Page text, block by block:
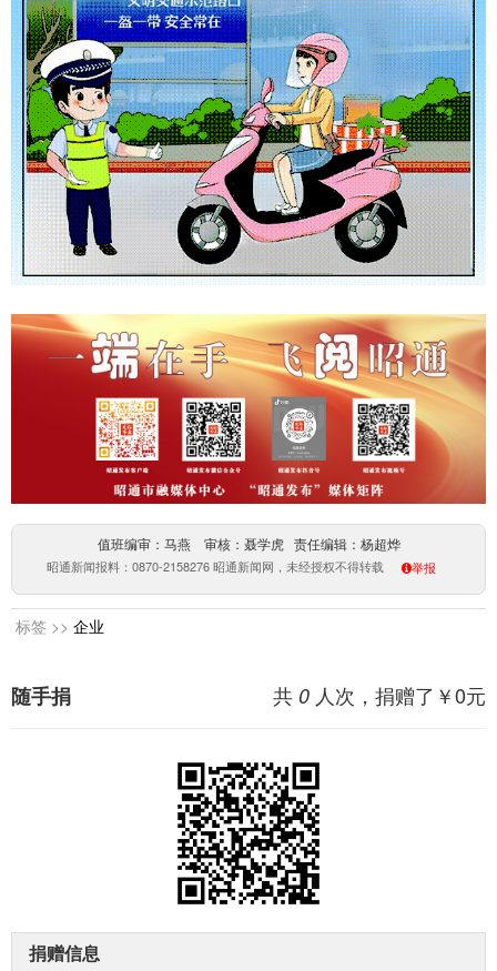
值班编审：马燕 审核：聂学虎 责任编辑：杨超烨
昭通新闻报料：0870-2158276 昭通新闻网，未经授权不得转载 举报
标签 >> 企业
共 0 人次，捐赠了￥0元
随手捐
捐赠信息